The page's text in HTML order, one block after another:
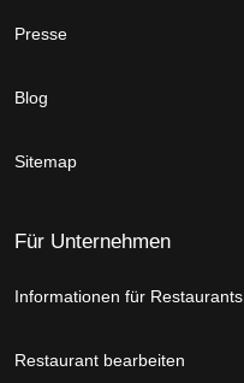
Presse
Blog
Sitemap
Für Unternehmen
Informationen für Restaurants
Restaurant bearbeiten